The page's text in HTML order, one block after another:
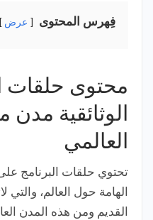
فِهرس المحتوى عرض
محتوى حلقات
الوثائقية مدن
العالمي
تحتوي حلقات البرنامج
الهامة حول العالم، والتي
القديم ومن هذه المدن